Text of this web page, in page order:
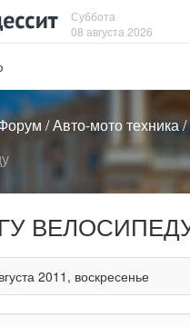
Суббота
08 августа 2026
/Авто-мото техника/
2011, воскресенье